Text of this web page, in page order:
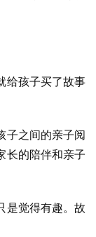
给孩子买了故事
子之间的亲子阅
长的陪伴和亲子
是觉得有趣。故